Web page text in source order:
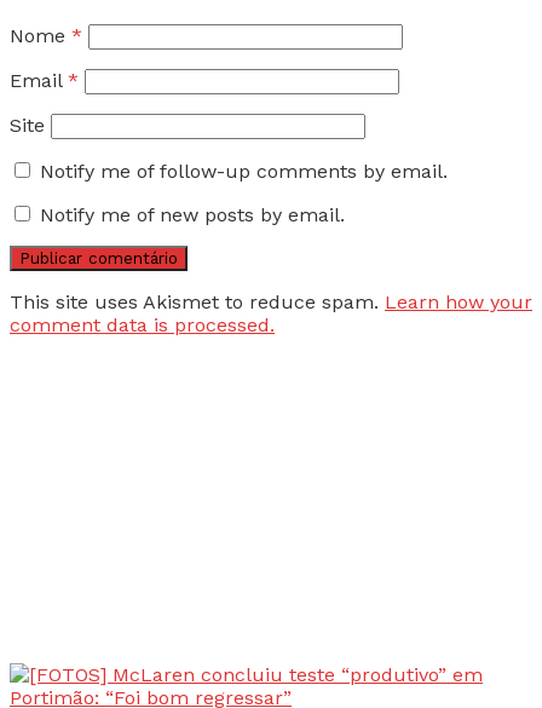
Nome *
Email *
Site
Notify me of follow-up comments by email.
Notify me of new posts by email.
This site uses Akismet to reduce spam. Learn how your
comment data is processed.